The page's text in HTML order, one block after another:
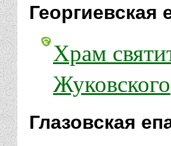
Георгиевская
Храм
Жуковского
Глазовская